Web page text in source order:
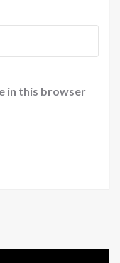
in this browser